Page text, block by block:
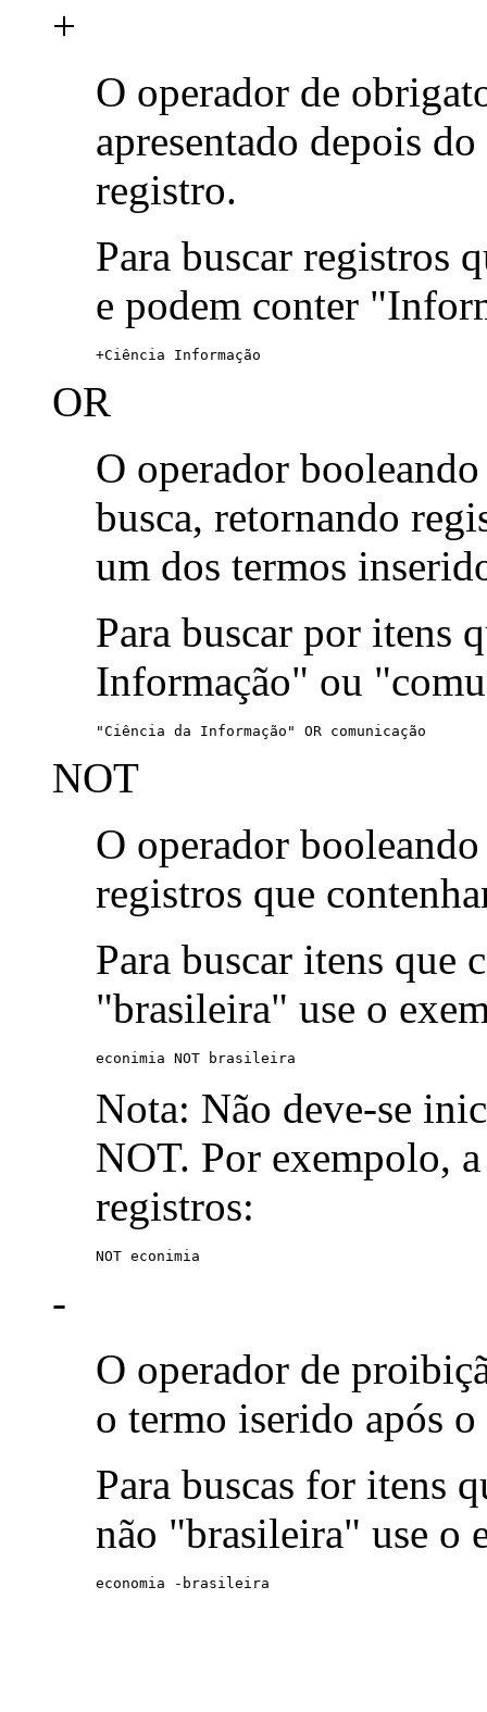
+
O operador de
apresentado depois
registro.
Para buscar registros
e podem conter
+Ciência Informação
OR
O operador
busca, retornando
um dos termos
Para buscar por itens
Informação" ou
"Ciência da Informação" OR comunicação
NOT
O operador
registros que
Para buscar itens que
"brasileira" use o
econimia NOT brasileira
Nota: Não deve-se
NOT. Por exempolo,
registros:
NOT econimia
-
O operador de
o termo iserido após o
Para buscas for itens
não "brasileira" use o
economia -brasileira